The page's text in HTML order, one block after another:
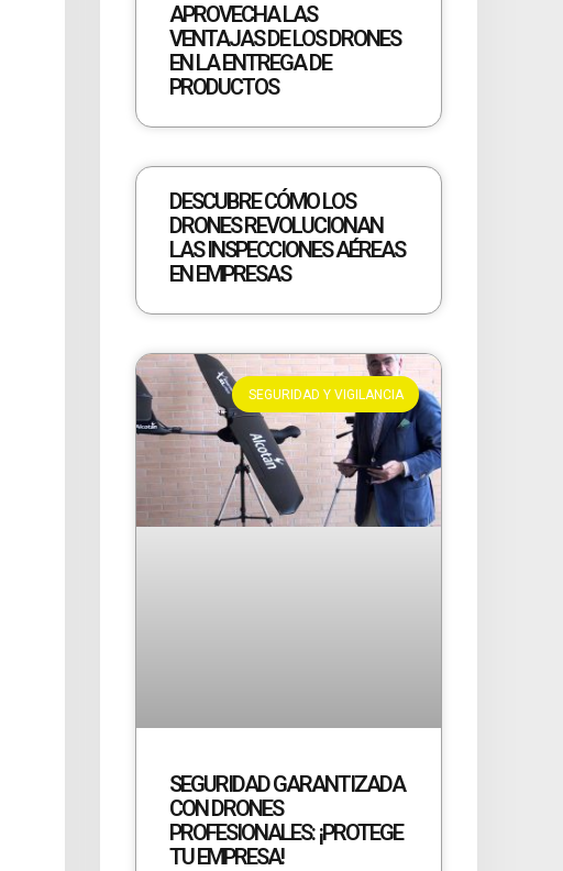
APROVECHA LAS
VENTAJAS DE LOS DRONES
EN LA ENTREGA DE
PRODUCTOS
DESCUBRE CÓMO LOS
DRONES REVOLUCIONAN
LAS INSPECCIONES AÉREAS
EN EMPRESAS
SEGURIDAD Y VIGILANCIA
SEGURIDAD GARANTIZADA
CON DRONES
PROFESIONALES: ¡PROTEGE
TU EMPRESA!